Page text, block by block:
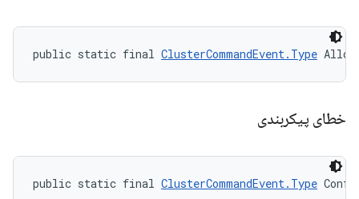
public static final ClusterCommandEvent.Type
خطای پیکربندی
public static final ClusterCommandEvent.Type